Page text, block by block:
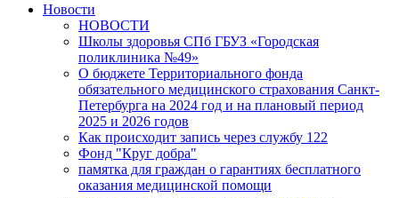
Новости
НОВОСТИ
Школы здоровья СПб ГБУЗ «Городская
поликлиника №49»
О бюджете Территориального фонда
обязательного медицинского страхования Санкт-
Петербурга на 2024 год и на плановый период
2025 и 2026 годов
Как происходит запись через службу 122
Фонд "Круг добра"
памятка для граждан о гарантиях бесплатного
оказания медицинской помощи